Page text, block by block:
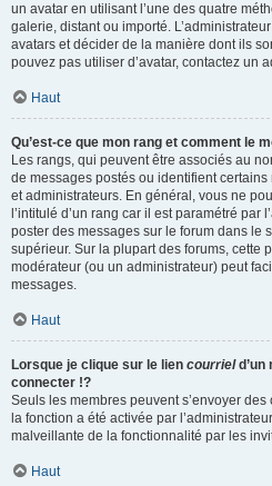
un avatar en utilisant l’une des quatre
galerie, distant ou importé.
avatars et décider de la manière dont ils
pouvez pas utiliser d’avatar, contactez un
Haut
Qu’est-ce que mon rang et comment le
Les rangs, qui peuvent être associés au
de messages postés ou identifient
et administrateurs. En général, vous ne
l’intitulé d’un rang car il est paramétré par
poster des messages sur le forum dans le
supérieur. Sur la plupart des forums, cette
modérateur (ou un administrateur) peut
messages.
Haut
Lorsque je clique sur le lien courrield’un
connecter !?
Seuls les membres peuvent s’envoyer
la fonction a été activée par
malveillante de la fonctionnalité par les
Haut